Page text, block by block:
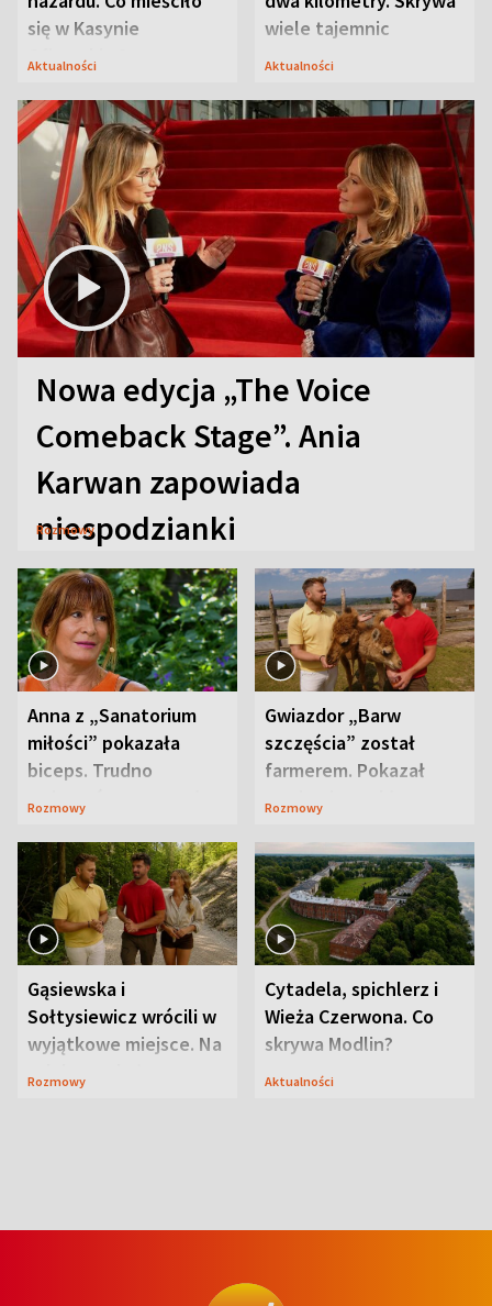
się w Kasynie
Oficerskim?
Aktualności
wiele tajemnic
Aktualności
Nowa edycja „The Voice
Comeback Stage”. Ania
Karwan zapowiada
niespodzianki
Rozmowy
Anna z „Sanatorium
miłości” pokazała
biceps. Trudno
uwierzyć, co przeszła
Rozmowy
Gwiazdor „Barw
szczęścia” został
farmerem. Pokazał
swoje niezwykłe
Rozmowy
Gąsiewska i
Sołtysiewicz wrócili w
wyjątkowe miejsce. Na
szlaku czekał
Rozmowy
Cytadela, spichlerz i
Wieża Czerwona. Co
skrywa Modlin?
Aktualności